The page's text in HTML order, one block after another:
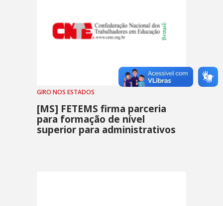
GIRO NOS ESTADOS
[MS] FETEMS firma parceria
para formação de nível
superior para administrativos